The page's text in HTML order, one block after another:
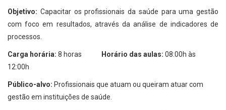
Objetivo: Capacitar os profissionais da saúde para uma gestão
com foco em resultados, através da análise de indicadores de
processos.
Carga horária: 8 horas Horário das aulas: 08:00h às
12:00h
Público-alvo: Profissionais que atuam ou queiram atuar com
gestão em instituições de saúde.